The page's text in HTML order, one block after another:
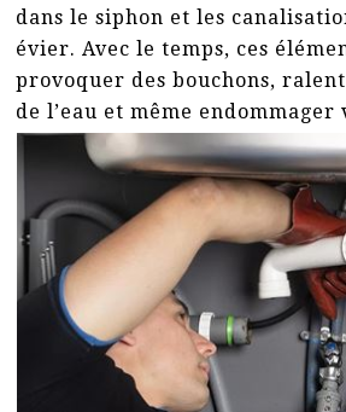
dans le siphon et les
évier. Avec le temps, ces
provoquer des bouchons,
de l’eau et même